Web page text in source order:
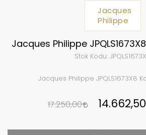
Jacques
Philippe
Jacques Philippe
Stok Kodu:
Jacques Philippe JPQLS1673X8
17.250,00